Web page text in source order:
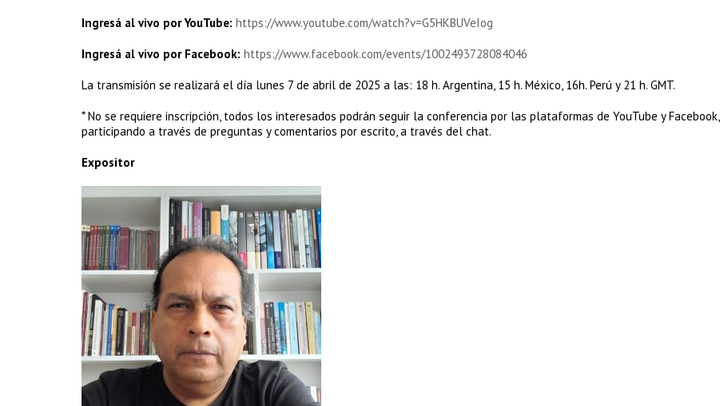
Ingresá al vivo por YouTube: https://www.youtube.com/watch?v=G5HKBUVeIog
Ingresá al vivo por Facebook: https://www.facebook.com/events/1002493728084046
La transmisión se realizará el día lunes 7 de abril de 2025 a las: 18 h. Argentina, 15 h. México, 16h. Perú y 21 h. GMT.
* No se requiere inscripción, todos los interesados podrán seguir la conferencia por las plataformas de YouTube y Facebook,
participando a través de preguntas y comentarios por escrito, a través del chat.
Expositor